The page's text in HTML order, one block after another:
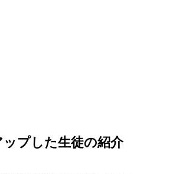
ップした生徒の紹介